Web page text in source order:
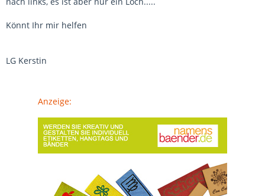
Könnt Ihr mir helfen
LG Kerstin
Anzeige: